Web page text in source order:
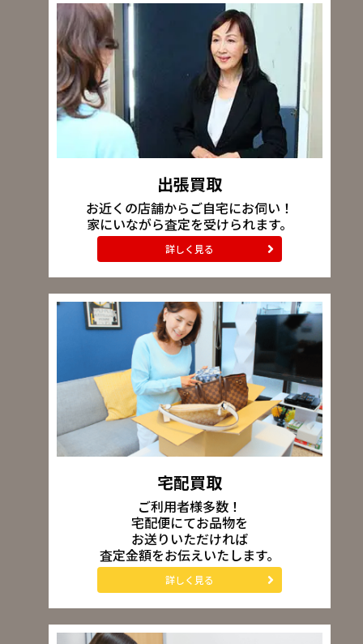
出張買取
お近くの店舗からご自宅にお伺い！
家にいながら査定を受けられます。
詳しく見る
宅配買取
ご利用者様多数！
宅配便にてお品物を
お送りいただければ
査定金額をお伝えいたします。
詳しく見る